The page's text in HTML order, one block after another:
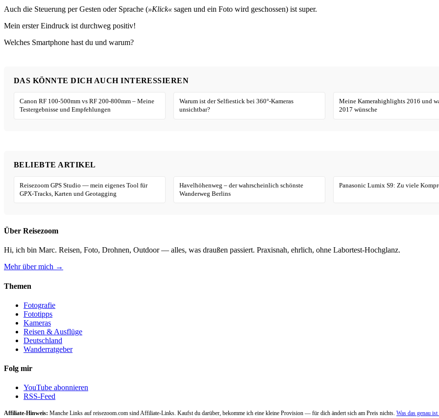
Auch die Steuerung per Gesten oder Sprache (»Klick« sagen und ein Foto wird geschossen) ist super.
Mein erster Eindruck ist durchweg positiv!
Welches Smartphone hast du und warum?
DAS KÖNNTE DICH AUCH INTERESSIEREN
Canon RF 100-500mm vs RF 200-800mm – Meine
Testergebnisse und Empfehlungen
Warum ist der Selfiestick bei 360°-Kameras
unsichtbar?
Meine Kamerahighlights 2016 und
2017 wünsche
BELIEBTE ARTIKEL
Reisezoom GPS Studio — mein eigenes Tool für
GPX-Tracks, Karten und Geotagging
Havelhöhenweg – der wahrscheinlich schönste
Wanderweg Berlins
Panasonic Lumix S9: Zu viele
Über Reisezoom
Hi, ich bin Marc. Reisen, Foto, Drohnen, Outdoor — alles, was draußen passiert. Praxisnah, ehrlich, ohne Labortest-Hochglanz.
Mehr über mich →
Themen
Fotografie
Fototipps
Kameras
Reisen & Ausflüge
Deutschland
Wanderratgeber
Folg mir
YouTube abonnieren
RSS-Feed
Affiliate-Hinweis: Manche Links auf reisezoom.com sind Affiliate-Links. Kaufst du darüber, bekomme ich eine kleine Provision — für dich ändert sich am Preis nichts. Was das genau